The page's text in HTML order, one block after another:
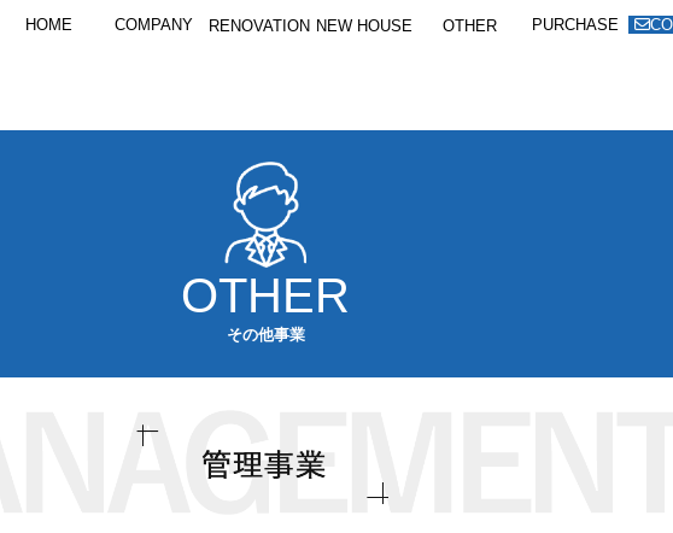
HOME COMPANY RENOVATION NEW HOUSE OTHER PURCHASE
OTHER
その他事業